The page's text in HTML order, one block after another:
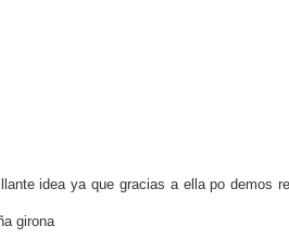
idea ya que gracias a ella po demos
girona